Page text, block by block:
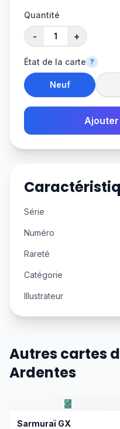
Quantité
- +
État de la carte ?
Neuf
Série
Numéro
Rareté
Catégorie
Illustrateur
Autres cartes
Ardentes
Sarmuraï GX